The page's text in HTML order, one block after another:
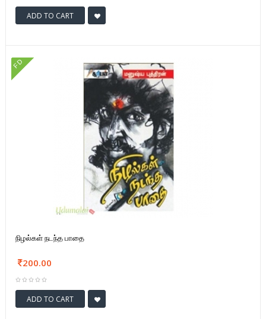
ADD TO CART
FD
நிழல்கள் நடந்த பாதை
200.00
ADD TO CART